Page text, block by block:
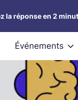
la réponse en 2
Événements